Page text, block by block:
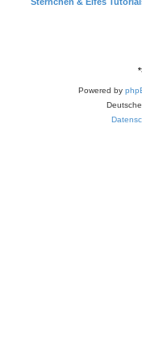
*
Powered by